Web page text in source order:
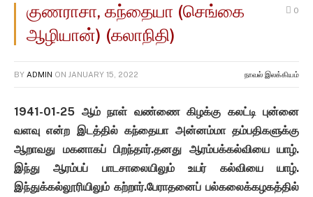
குணராசா, கந்தையா (செங்கை
ஆழியான்) (கலாநிதி)
0
BY ADMIN ON JANUARY 15, 2022 நாவல் இலக்கியம்
1941-01-25 ஆம் நாள் வண்ணை கிழக்கு கலட்டி புன்னை
வளவு என்ற இடத்தில் கந்தையா அன்னம்மா தம்பதிகளுக்கு
ஆறாவது மகனாகப் பிறந்தார்.தனது ஆரம்பக்கல்வியை யாழ்.
இந்து ஆரம்பப் பாடசாலையிலும் உயர் கல்வியை யாழ்.
இந்துக்கல்லூரியிலும் கற்றார்.பேராதனைப் பல்கலைக்கழகத்தில்